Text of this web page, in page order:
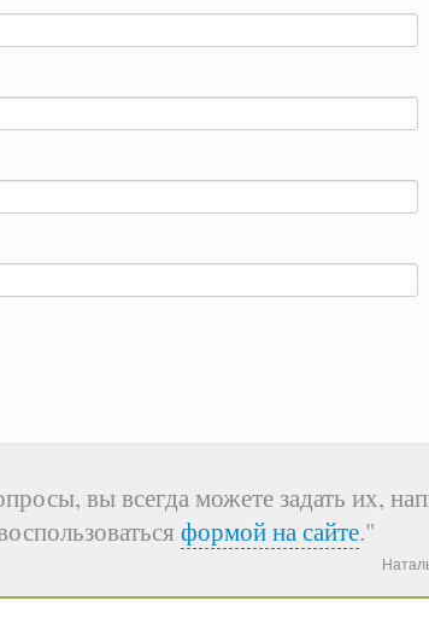
вы всегда можете задать их,
формой на сайте."